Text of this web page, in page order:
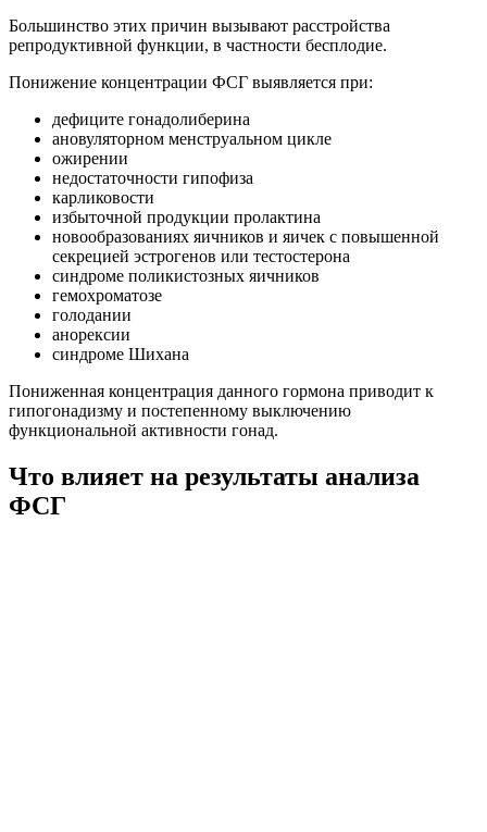
Большинство этих причин вызывают расстройства
репродуктивной функции, в частности бесплодие.
Понижение концентрации ФСГ выявляется при:
дефиците гонадолиберина
ановуляторном менструальном цикле
ожирении
недостаточности гипофиза
карликовости
избыточной продукции пролактина
новообразованиях яичников и яичек с повышенной
секрецией эстрогенов или тестостерона
синдроме поликистозных яичников
гемохроматозе
голодании
анорексии
синдроме Шихана
Пониженная концентрация данного гормона приводит к
гипогонадизму и постепенному выключению
функциональной активности гонад.
Что влияет на результаты анализа
ФСГ